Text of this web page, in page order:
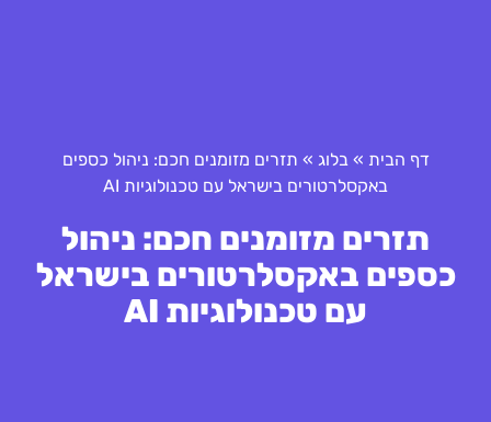
דף הבית » בלוג » תזרים מזומנים חכם: ניהול כספים
באקסלרטורים בישראל עם טכנולוגיות AI
תזרים מזומנים חכם: ניהול
כספים באקסלרטורים בישראל
עם טכנולוגיות AI